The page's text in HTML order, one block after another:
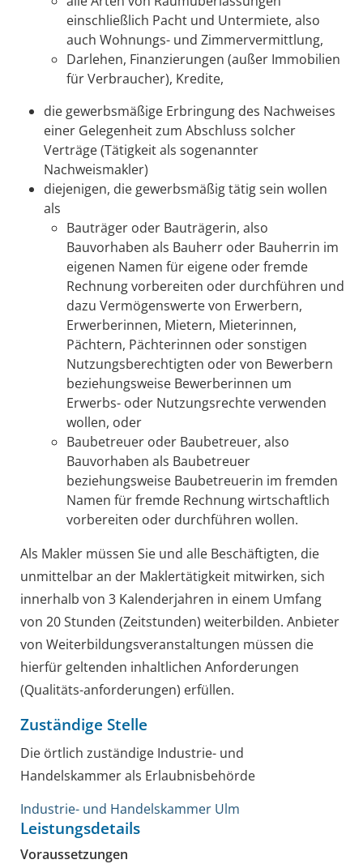
einschließlich Pacht und Untermiete,also
auch Wohnungs- und Zimmervermittlung,
Darlehen, Finanzierungen (außer Immobilien
für Verbraucher), Kredite,
die gewerbsmäßige Erbringung des Nachweises
einer Gelegenheit zum Abschluss solcher
Verträge (Tätigkeit als sogenannter
Nachweismakler)
diejenigen, die gewerbsmäßig tätig sein wollen
als
Bauträger oder Bauträgerin, also
Bauvorhaben als Bauherr oder Bauherrin im
eigenen Namen für eigene oder fremde
Rechnung vorbereiten oder durchführen und
dazu Vermögenswerte von Erwerbern,
Erwerberinnen, Mietern, Mieterinnen,
Pächtern, Pächterinnen oder sonstigen
Nutzungsberechtigten oder von Bewerbern
beziehungsweise Bewerberinnen um
Erwerbs- oder Nutzungsrechte verwenden
wollen, oder
Baubetreuer oder Baubetreuer, also
Bauvorhaben als Baubetreuer
beziehungsweise Baubetreuerin im fremden
Namen für fremde Rechnung wirtschaftlich
vorbereiten oder durchführen wollen.
Als Makler müssen Sie und alle Beschäftigten, die
unmittelbar an der Maklertätigkeit mitwirken, sich
innerhalb von 3 Kalenderjahren in einem Umfang
von 20 Stunden (Zeitstunden) weiterbilden. Anbieter
von Weiterbildungsveranstaltungen müssen die
hierfür geltenden inhaltlichen Anforderungen
(Qualitäts-anforderungen) erfüllen.
Zuständige Stelle
Die örtlich zuständige Industrie- und
Handelskammer als Erlaubnisbehörde
Industrie- und Handelskammer Ulm
Leistungsdetails
Voraussetzungen